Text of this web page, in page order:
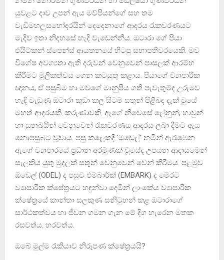
යුවළට දාව උපන් ඇය මව්පියන්ගේ සහ තම
වැඩිමහලුසහෝදරයින් දෙදෙනාගේ ආදරය රැකවරණයට
මැදිව ඉතා නිදහසේ හැදි වැඩෙන්නීය. ඔටාරා ගේ පියා
එයිට්කන් ස්පෙන්ස් ආයතනයේ හිටපු සභාපතිවරයෙකි. මව
විශේෂ අවශ්‍යතා ඇති දරුවන් වෙනුවෙන් පාසලක් ආරම්භ
කිරීමට මූලිකත්වය ගෙන කටයුතු කළාය. පියාගේ ව්‍යාපාරික
ඥානය, ඒ පසුබිම හා මවගේ මානුෂීය ගති පැවැතුම්ද උරුමව
හැඳි වැඩුණු ඔටාරා කුඩා කල සිටම සතුන් පිළිබඳ දැක් වූයේ
මහත් ආදරයකි. කරුණාවකි. ඇගේ නිවෙසේ ලේනුන්, හාවුන්
හා සුනඛයින් වෙනුවෙන් රැකවරණය ආදරය ලබා දීමට ඇය
නොපසුබට වූවාය. පසු කලෙකදී ‘ඔඩෙල්‘ නමින් ඇරැඹෙන
ඇගේ ව්‍යාපාරයේ ප්‍රධාන අරමුණක් වූයේද උපයන ආදායමෙන්
සැලකිය යුතු මුදලක් සතුන් වෙනුවෙන් වෙන් කිරීමය. පළමුව
ඔඩෙල් (ODEL) ද පසුව එම්බාර්ක් (EMBARK) ද මෙරට
ව්‍යාපාරික ක්ෂේත්‍රයට හඳුන්වා දෙමින් ලාංකේය ව්‍යාපාරික
ක්ෂේත්‍රයේ කාන්තා සලකුණ සනිටුහන් කළ ඔටාරාගේ
සාර්ථකත්වය හා ජීවන ගමන ගැන මේ දිග හැරෙන මතක
රසවත්ය. හරවත්ය.
ඔබේ මුල්ම රැකියාව නිරූපණ ක්ෂේත්‍රයයි?